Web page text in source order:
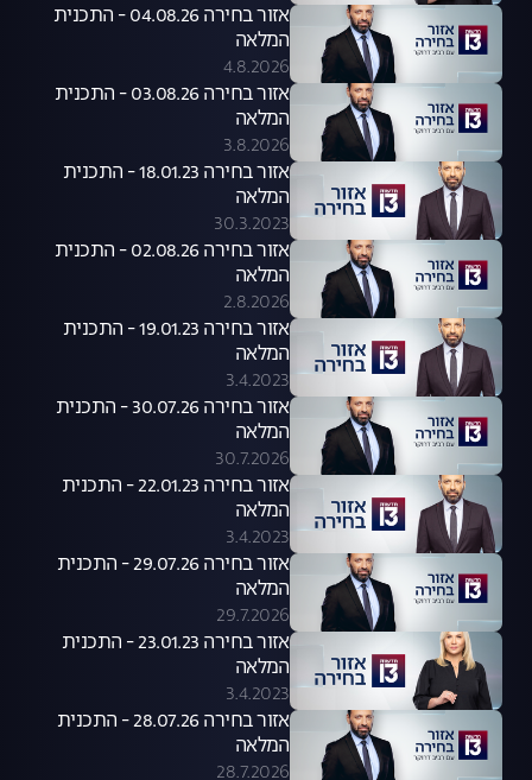
אזור בחירה 04.08.26 - התכנית
המלאה
4.8.2026
אזור בחירה 03.08.26 - התכנית
המלאה
3.8.2026
אזור בחירה 18.01.23 - התכנית
המלאה
30.3.2023
אזור בחירה 02.08.26 - התכנית
המלאה
2.8.2026
אזור בחירה 19.01.23 - התכנית
המלאה
3.4.2023
אזור בחירה 30.07.26 - התכנית
המלאה
30.7.2026
אזור בחירה 22.01.23 - התכנית
המלאה
3.4.2023
אזור בחירה 29.07.26 - התכנית
המלאה
29.7.2026
אזור בחירה 23.01.23 - התכנית
המלאה
3.4.2023
אזור בחירה 28.07.26 - התכנית
המלאה
28.7.2026